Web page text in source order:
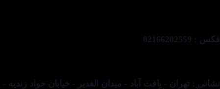
فکس : 02166202559
نشانی : تهران - یافت آباد - میدان الغدیر - خیابان جواد زندیه -